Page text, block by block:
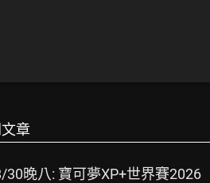
章
30晚八: 寶可夢XP+世界賽2026